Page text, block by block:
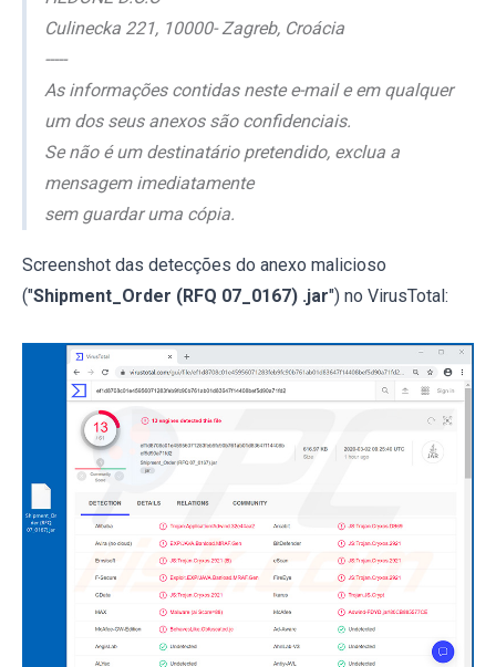
Culinecka 221, 10000- Zagreb, Croácia
-----
As informações contidas neste e-mail e em qualquer
um dos seus anexos são confidenciais.
Se não é um destinatário pretendido, exclua a
mensagem imediatamente
sem guardar uma cópia.
Screenshot das detecções do anexo malicioso
("Shipment_Order (RFQ 07_0167) .jar") no VirusTotal: